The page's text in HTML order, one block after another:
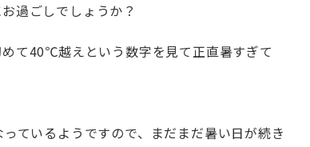
過ごしでしょうか？
て40℃越えという数字を見て正直暑すぎて
ているようですので、まだまだ暑い日が続き